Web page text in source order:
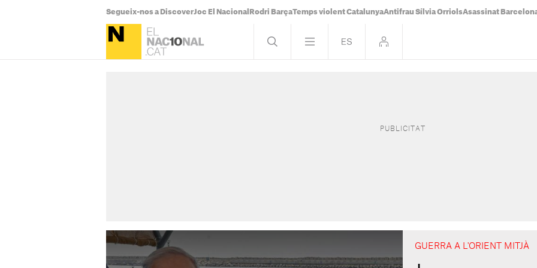
Segueix-nos a DiscoverJoc El Nacional Rodri BarçaTemps violent CatalunyaAntifrau Sílvia OrriolsAsassinat
GUERRA A L'ORIENT MITJÀ